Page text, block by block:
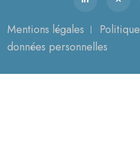
Mentions légales
données personnelles